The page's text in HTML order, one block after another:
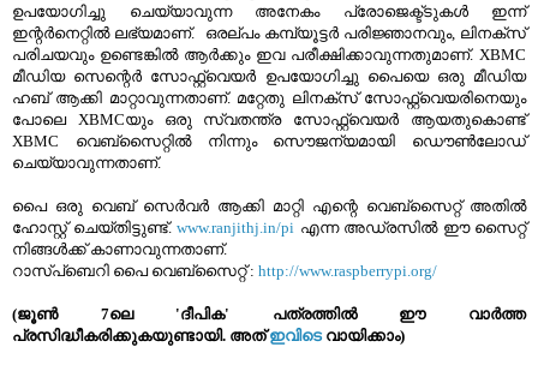
ഉപയോഗിച്ചു ചെയ്യാവുന്ന അനേകം പ്രോജെക്ട്ടുകള്‍ ഇന്ന്
ഇന്റര്‍നെറ്റില്‍ ലഭ്യമാണ്. ഒരല്പം കമ്പ്യൂട്ടര്‍ പരിജ്ഞാനവും, ലിനക്സ്
പരിചയവും ഉണ്ടെങ്കില്‍ ആര്‍ക്കും ഇവ പരീക്ഷിക്കാവുന്നതുമാണ്. XBMC
മീഡിയ സെന്റെര്‍ സോഫ്റ്റ്‌വെയര്‍ ഉപയോഗിച്ചു പൈയെ ഒരു മീഡിയ
ഹബ് ആക്കി മാറ്റാവുന്നതാണ്. മറ്റേതു ലിനക്സ് സോഫ്റ്റ്‌വെയരിനെയും
പോലെ XBMCയും ഒരു സ്വതന്ത്ര സോഫ്റ്റ്‌വെയര്‍ ആയതുകൊണ്ട്
XBMC വെബ്സൈറ്റില്‍ നിന്നും സൌജന്യമായി ഡൌണ്‍ലോഡ്
ചെയ്യാവുന്നതാണ്.
പൈ ഒരു വെബ്‌ സെര്‍വര്‍ ആക്കി മാറ്റി എന്റെ വെബ്സൈറ്റ് അതില്‍
ഹോസ്റ്റ് ചെയ്തിട്ടുണ്ട്. www.ranjithj.in/pi എന്ന അഡ്രസില്‍ ഈ സൈറ്റ്
നിങ്ങള്‍ക്ക്‌ കാണാവുന്നതാണ്.
റാസ്പ്ബെറി പൈ വെബ്സൈറ്റ് : http://www.raspberrypi.org/
(ജൂണ്‍ 7ലെ 'ദീപിക' പത്രത്തില്‍ ഈ വാര്‍ത്ത
പ്രസിദ്ധീകരിക്കുകയുണ്ടായി. അത്ഇവിടെവായിക്കാം)